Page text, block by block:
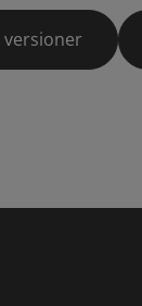
versioner